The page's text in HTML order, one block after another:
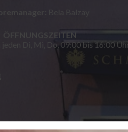
ÖFFNUNGSZEITEN
jeden Di, Mi, Do, 09:00 bis 16:00